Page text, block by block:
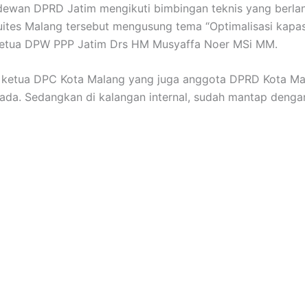
DPRD Jatim mengikuti bimbingan teknis yang
Malang tersebut mengusung tema “Optimalisasi
DPW PPP Jatim Drs HM Musyaffa Noer MSi MM.
DPC Kota Malang yang juga anggota DPRD Kota
Sedangkan di kalangan internal, sudah mantap